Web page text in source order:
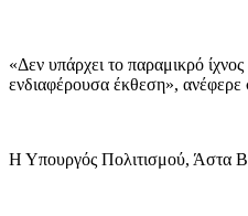
«Δεν υπάρχει το παραμικρό
ενδιαφέρουσα έκθεση»,
Η Υπουργός Πολιτισμού, Άστα